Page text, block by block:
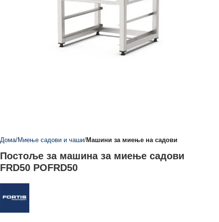
Дома Миење садови и чаши Машини за миење на садови
Постоље за машина за миење садови
FRD50 POFRD50